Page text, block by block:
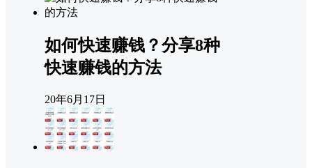
如何快速赚钱？分享8种
快速赚钱的方法
20年6月17日